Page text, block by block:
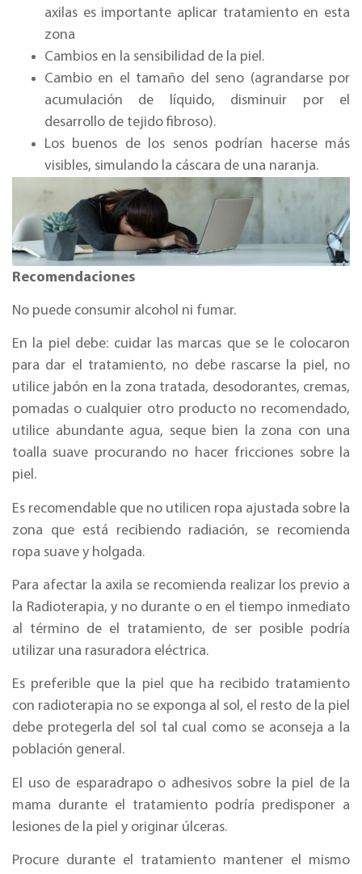
axilas es importante aplicar tratamiento en esta
zona
Cambios en la sensibilidad de la piel.
Cambio en el tamaño del seno (agrandarse por
acumulación de líquido, disminuir por el
desarrollo de tejido fibroso).
Los buenos de los senos podrían hacerse más
visibles, simulando la cáscara de una naranja.
Recomendaciones
No puede consumir alcohol ni fumar.
En la piel debe: cuidar las marcas que se le colocaron
para dar el tratamiento, no debe rascarse la piel, no
utilice jabón en la zona tratada, desodorantes, cremas,
pomadas o cualquier otro producto no recomendado,
utilice abundante agua, seque bien la zona con una
toalla suave procurando no hacer fricciones sobre la
piel.
Es recomendable que no utilicen ropa ajustada sobre la
zona que está recibiendo radiación, se recomienda
ropa suave y holgada.
Para afectar la axila se recomienda realizar los previo a
la Radioterapia, y no durante o en el tiempo inmediato
al término de el tratamiento, de ser posible podría
utilizar una rasuradora eléctrica.
Es preferible que la piel que ha recibido tratamiento
con radioterapia no se exponga al sol, el resto de la piel
debe protegerla del sol tal cual como se aconseja a la
población general.
El uso de esparadrapo o adhesivos sobre la piel de la
mama durante el tratamiento podría predisponer a
lesiones de la piel y originar úlceras.
Procure durante el tratamiento mantener el mismo